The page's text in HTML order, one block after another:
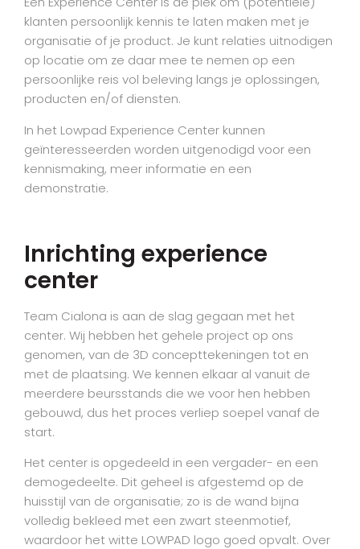
klanten persoonlijk kennis te laten maken met je
organisatie of je product. Je kunt relaties uitnodigen
op locatie om ze daar mee te nemen op een
persoonlijke reis vol beleving langs je oplossingen,
producten en/of diensten.
In het Lowpad Experience Center kunnen
geïnteresseerden worden uitgenodigd voor een
kennismaking, meer informatie en een
demonstratie.
Inrichting experience
center
Team Cialona is aan de slag gegaan met het
center. Wij hebben het gehele project op ons
genomen, van de 3D concepttekeningen tot en
met de plaatsing. We kennen elkaar al vanuit de
meerdere beursstands die we voor hen hebben
gebouwd, dus het proces verliep soepel vanaf de
start.
Het center is opgedeeld in een vergader- en een
demogedeelte. Dit geheel is afgestemd op de
huisstijl van de organisatie; zo is de wand bijna
volledig bekleed met een zwart steenmotief,
waardoor het witte LOWPAD logo goed opvalt. Over